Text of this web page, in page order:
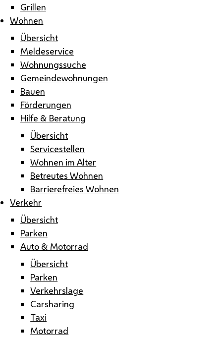
Grillen
Wohnen
Übersicht
Meldeservice
Wohnungssuche
Gemeindewohnungen
Bauen
Förderungen
Hilfe & Beratung
Übersicht
Servicestellen
Wohnen im Alter
Betreutes Wohnen
Barrierefreies Wohnen
Verkehr
Übersicht
Parken
Auto & Motorrad
Übersicht
Parken
Verkehrslage
Carsharing
Taxi
Motorrad